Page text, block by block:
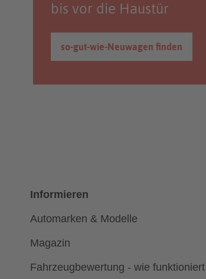
bis vor die Haustür
so-gut-wie-Neuwagen finden
Informieren
Automarken & Modelle
Magazin
Fahrzeugbewertung - wie